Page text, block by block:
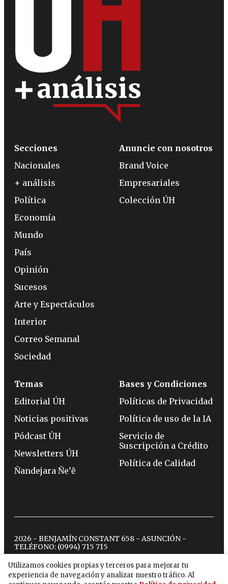
Utilizamos cookies propias y terceros para mejorar tu
experiencia de navegación y analizar nuestro tráfico. Al
Secciones
Nacionales
+ análisis
Política
Economía
Mundo
País
Opinión
Sucesos
Arte y Espectáculos
Interior
Correo Semanal
Sociedad
Anuncie con nosotros
Brand Voice
Empresariales
Colección ÚH
Temas
Editorial ÚH
Noticias positivas
Pódcast ÚH
Newsletters ÚH
Ñandejara Ñe’ẽ
Bases y Condiciones
Políticas de Privacidad
Política de uso de la IA
Servicio de
Suscripción a Crédito
Política de Calidad
2026 - BENJAMÍN CONSTANT 658 - ASUNCIÓN -
TELÉFONO: (0994) 715 715
twitterinstagram
facebook
tiktokyoutubespotify